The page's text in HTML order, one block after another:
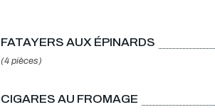
FATAYERS AUX ÉPINARDS
(4 pièces)
CIGARES AU FROMAGE